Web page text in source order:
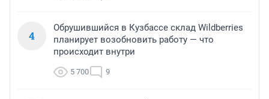
4
Обрушившийся в Кузбассе склад Wildberries
планирует возобновить работу — что
происходит внутри
5 700 9